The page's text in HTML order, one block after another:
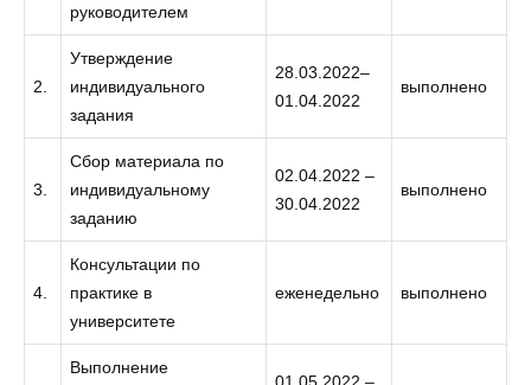
руководителем
2.
Утверждение
индивидуального
задания
28.03.2022–
01.04.2022
выполнено
3.
Сбор материала по
индивидуальному
заданию
02.04.2022 –
30.04.2022
выполнено
4.
Консультации по
практике в
университете
еженедельно выполнено
Выполнение